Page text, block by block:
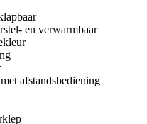
en verwarmbaar
afstandsbediening